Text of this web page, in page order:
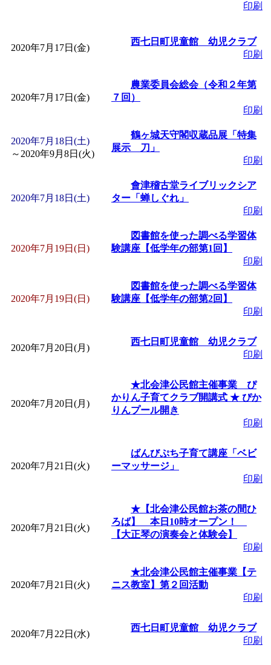
印刷
2020年7月17日(金)
西七日町児童館 幼児クラブ
印刷
2020年7月17日(金)
農業委員会総会（令和２年第
７回）
印刷
2020年7月18日(土)
～ 2020年9月8日(火)
鶴ヶ城天守閣収蔵品展「特集
展示 刀」
印刷
2020年7月18日(土)
會津稽古堂ライブリックシア
ター「蝉しぐれ」
印刷
2020年7月19日(日)
図書館を使った調べる学習体
験講座【低学年の部第1回】
印刷
2020年7月19日(日)
図書館を使った調べる学習体
験講座【低学年の部第2回】
印刷
2020年7月20日(月)
西七日町児童館 幼児クラブ
印刷
2020年7月20日(月)
★北会津公民館主催事業 ぴ
かりん子育てクラブ開講式 ★ ぴか
りんプール開き
印刷
2020年7月21日(火)
ばんびぷち子育て講座「ベビ
ーマッサージ」
印刷
2020年7月21日(火)
★【北会津公民館お茶の間ひ
ろば】 本日10時オープン！
【大正琴の演奏会と体験会】
印刷
2020年7月21日(火)
★北会津公民館主催事業【テ
ニス教室】第２回活動
印刷
2020年7月22日(水)
西七日町児童館 幼児クラブ
印刷